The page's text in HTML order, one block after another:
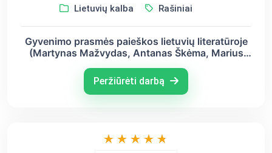
Lietuvių kalba Rašiniai
Gyvenimo prasmės paieškos lietuvių literatūroje
(Martynas Mažvydas, Antanas Škėma, Marius
Peržiūrėti darbą